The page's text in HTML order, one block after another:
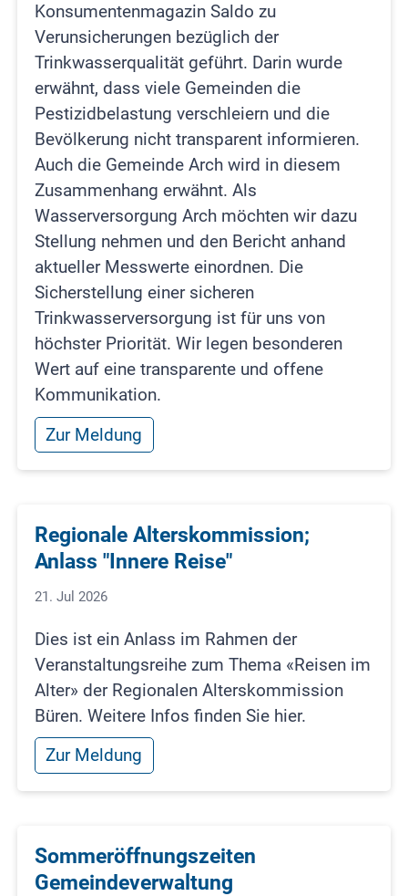
Konsumentenmagazin Saldo zu
Verunsicherungen bezüglich der
Trinkwasserqualität geführt. Darin wurde
erwähnt, dass viele Gemeinden die
Pestizidbelastung verschleiern und die
Bevölkerung nicht transparent informieren.
Auch die Gemeinde Arch wird in diesem
Zusammenhang erwähnt. Als
Wasserversorgung Arch möchten wir dazu
Stellung nehmen und den Bericht anhand
aktueller Messwerte einordnen. Die
Sicherstellung einer sicheren
Trinkwasserversorgung ist für uns von
höchster Priorität. Wir legen besonderen
Wert auf eine transparente und offene
Kommunikation.
Zur Meldung
Regionale Alterskommission;
Anlass "Innere Reise"
21. Jul 2026
Dies ist ein Anlass im Rahmen der
Veranstaltungsreihe zum Thema «Reisen im
Alter» der Regionalen Alterskommission
Büren. Weitere Infos finden Sie hier.
Zur Meldung
Sommeröffnungszeiten
Gemeindeverwaltung